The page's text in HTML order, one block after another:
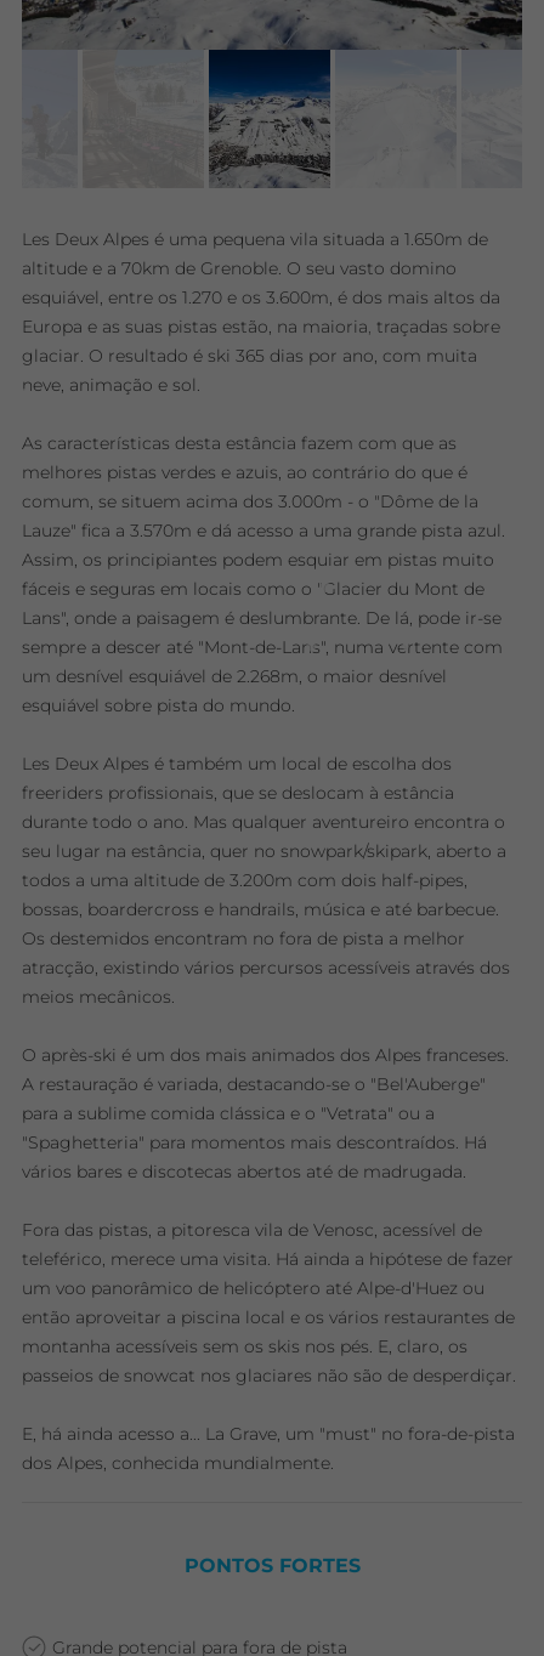
Les Deux Alpes é uma pequena vila situada a 1.650m de
altitude e a 70km de Grenoble. O seu vasto domino
esquiável, entre os 1.270 e os 3.600m, é dos mais altos da
Europa e as suas pistas estão, na maioria, traçadas sobre
glaciar. O resultado é ski 365 dias por ano, com muita
neve, animação e sol.
As características desta estância fazem com que as
melhores pistas verdes e azuis, ao contrário do que é
comum, se situem acima dos 3.000m - o "Dôme de la
Lauze" fica a 3.570m e dá acesso a uma grande pista azul.
Assim, os principiantes podem esquiar em pistas muito
fáceis e seguras em locais como o "Glacier du Mont de
Lans", onde a paisagem é deslumbrante. De lá, pode ir-se
sempre a descer até "Mont-de-Lans", numa vertente com
um desnível esquiável de 2.268m, o maior desnível
esquiável sobre pista do mundo.
Les Deux Alpes é também um local de escolha dos
freeriders profissionais, que se deslocam à estância
durante todo o ano. Mas qualquer aventureiro encontra o
seu lugar na estância, quer no snowpark/skipark, aberto a
todos a uma altitude de 3.200m com dois half-pipes,
bossas, boardercross e handrails, música e até barbecue.
Os destemidos encontram no fora de pista a melhor
atracção, existindo vários percursos acessíveis através dos
meios mecânicos.
O après-ski é um dos mais animados dos Alpes franceses.
A restauração é variada, destacando-se o "Bel'Auberge"
para a sublime comida clássica e o "Vetrata" ou a
"Spaghetteria" para momentos mais descontraídos. Há
vários bares e discotecas abertos até de madrugada.
Fora das pistas, a pitoresca vila de Venosc, acessível de
teleférico, merece uma visita. Há ainda a hipótese de fazer
um voo panorâmico de helicóptero até Alpe-d'Huez ou
então aproveitar a piscina local e os vários restaurantes de
montanha acessíveis sem os skis nos pés. E, claro, os
passeios de snowcat nos glaciares não são de desperdiçar.
E, há ainda acesso a... La Grave, um "must" no fora-de-pista
dos Alpes, conhecida mundialmente.
PONTOS FORTES
Grande potencial para fora de pista